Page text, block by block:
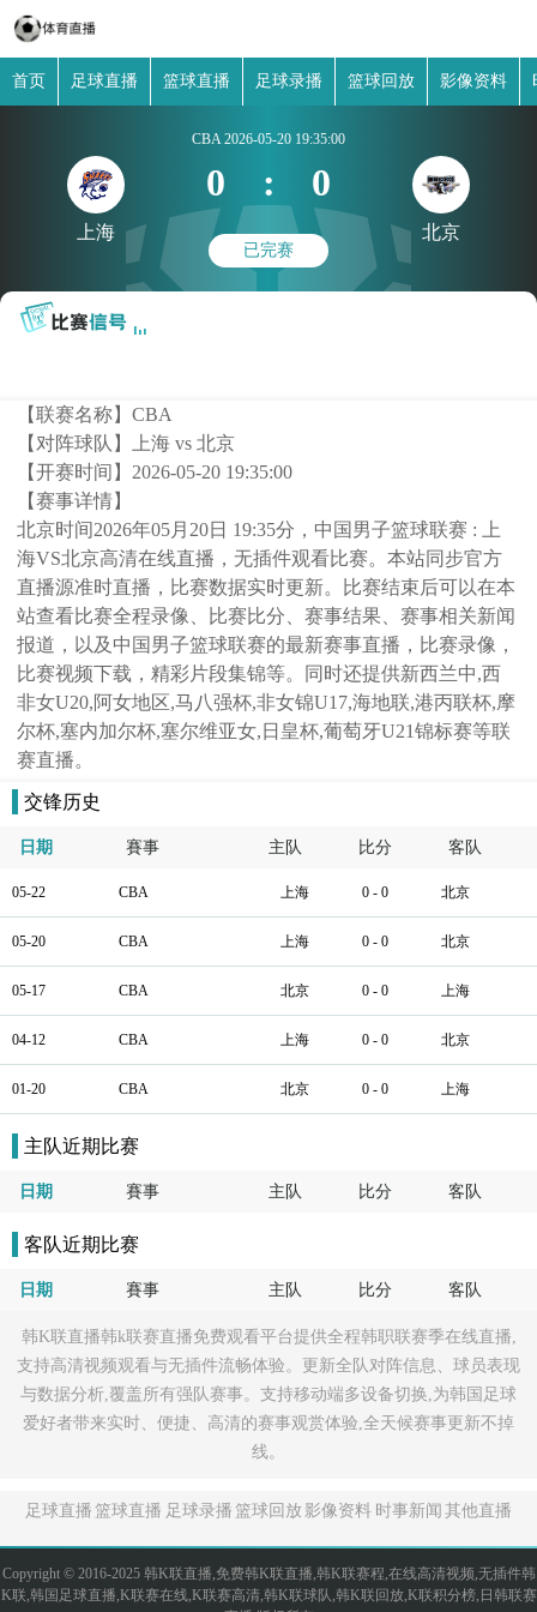
首页 足球直播 篮球直播 足球录播 篮球回放 影像资料
上海
CBA 2026-05-20 19:35:00
0 : 0
已完赛
北京
【联赛名称】CBA
【对阵球队】
上海 vs 北京
【开赛时间】 2026-05-20 19:35:00
【赛事详情】
北京时间2026年05月20日 19:35分，中国男子篮球联赛 : 上
海VS北京高清在线直播，无插件观看比赛。本站同步官方
直播源准时直播，比赛数据实时更新。比赛结束后可以在本
站查看比赛全程录像、比赛比分、赛事结果、赛事相关新闻
报道，以及中国男子篮球联赛的最新赛事直播，比赛录像，
比赛视频下载，精彩片段集锦等。同时还提供新西兰中,西
非女U20,阿女地区,马八强杯,非女锦U17,海地联,港丙联杯,摩
尔杯,塞内加尔杯,塞尔维亚女,日皇杯,葡萄牙U21锦标赛等联
赛直播。
交锋历史
日期 賽事 主队 比分 客队
05-22 CBA 上海 0 - 0 北京
05-20 CBA 上海 0 - 0 北京
05-17 CBA 北京 0 - 0 上海
04-12 CBA 上海 0 - 0 北京
01-20 CBA 北京 0 - 0 上海
主队近期比赛
日期 賽事 主队 比分 客队
客队近期比赛
日期 賽事 主队 比分 客队
韩K联直播韩k联赛直播免费观看平台提供全程韩职联赛季在线直播,
支持高清视频观看与无插件流畅体验。更新全队对阵信息、球员表现
与数据分析,覆盖所有强队赛事。支持移动端多设备切换,为韩国足球
爱好者带来实时、便捷、高清的赛事观赏体验,全天候赛事更新不掉
线。
足球直播 篮球直播 足球录播 篮球回放 影像资料 时事新闻 其他直播
Copyright © 2016-2025 韩K联直播,免费韩K联直播,韩K联赛程,在线高清视频,无插件韩
K联,韩国足球直播,K联赛在线,K联赛高清,韩K联球队,韩K联回放,K联积分榜,日韩联赛